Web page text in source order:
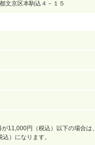
文京区本駒込４－１５
11,000円（税込）以下の場合は、
）になります。